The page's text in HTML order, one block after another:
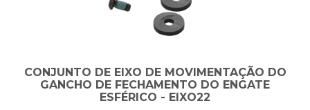
CONJUNTO DE EIXO DE MOVIMENTAÇÃO DO
GANCHO DE FECHAMENTO DO ENGATE
ESFÉRICO - EIXO22